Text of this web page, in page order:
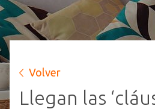
Volver
Llegan las